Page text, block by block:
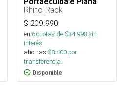
Modelo Pioneer
Rhino-Rack
$ 209.990
en 6cuotas de $34.998sin
interés
ahorras $8.400 por
transferencia.
Disponible